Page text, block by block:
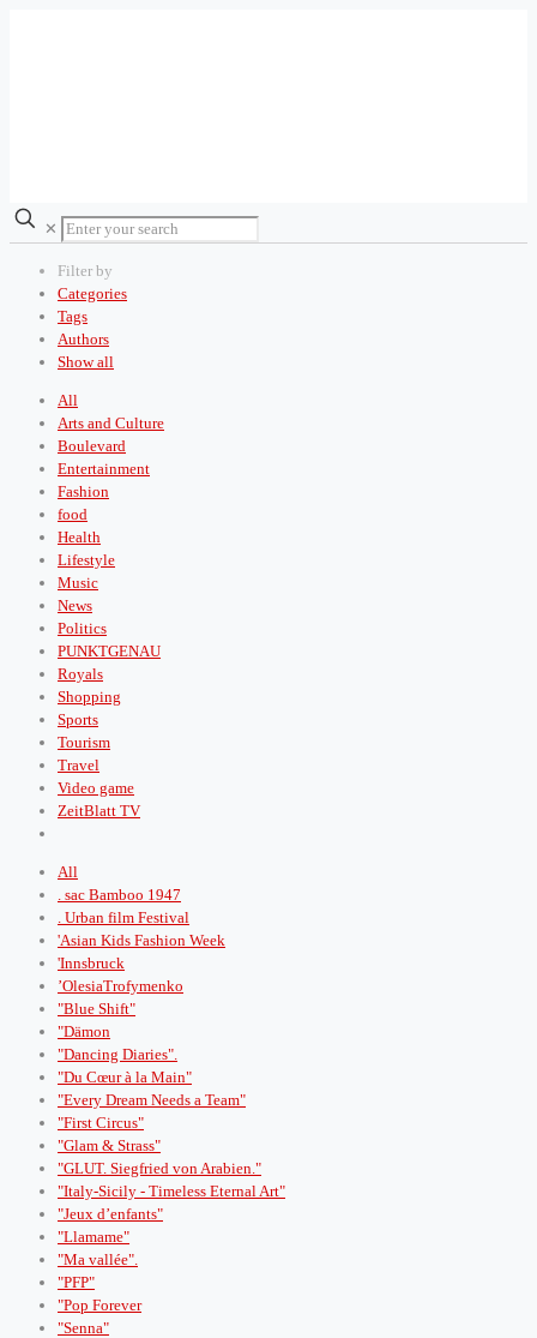
✕
Filter by
Categories
Tags
Authors
Show all
All
Arts and Culture
Boulevard
Entertainment
Fashion
food
Health
Lifestyle
Music
News
Politics
PUNKTGENAU
Royals
Shopping
Sports
Tourism
Travel
Video game
ZeitBlatt TV
All
. sac Bamboo 1947
. Urban film Festival
'Asian Kids Fashion Week
'Innsbruck
’OlesiaTrofymenko
"Blue Shift"
"Dämon
"Dancing Diaries".
"Du Cœur à la Main"
"Every Dream Needs a Team"
"First Circus"
"Glam & Strass"
"GLUT. Siegfried von Arabien."
"Italy-Sicily - Timeless Eternal Art"
"Jeux d’enfants"
"Llamame"
"Ma vallée".
"PFP"
"Pop Forever
"Senna"